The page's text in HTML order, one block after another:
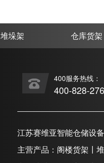
堆垛架 仓库货架
400服务热线：
400-828-
江苏赛维亚智能仓储设
主营产品：阁楼货架丨